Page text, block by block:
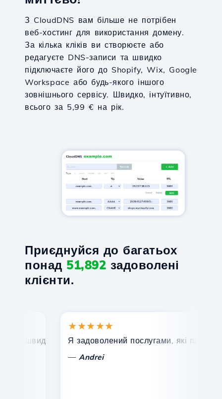
З CloudDNS вам більше не потрібен
веб-хостинг для використання домену.
За кілька кліків ви створюєте або
редагуєте DNS-записи та швидко
підключаєте його до Shopify, Wix, Google
Workspace або будь-якого іншого
зовнішнього сервісу. Швидко, інтуїтивно,
всього за 5,99 € на рік.
Приєднуйся до багатьох
понад 51,892 задоволені
клієнти.
та ефективна технічна підтримка.
★★★★★
Я задоволений послугами, які пропонує
Andrei